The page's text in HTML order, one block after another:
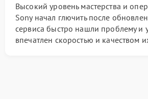
Высокий уровень мастерства и
Sony начал глючить после
сервиса быстро нашли проблему и
впечатлен скоростью и качеством